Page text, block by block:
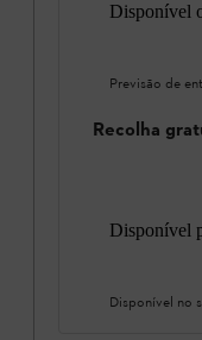
Disponível
Previsão de
Recolha
Disponível
Disponível no